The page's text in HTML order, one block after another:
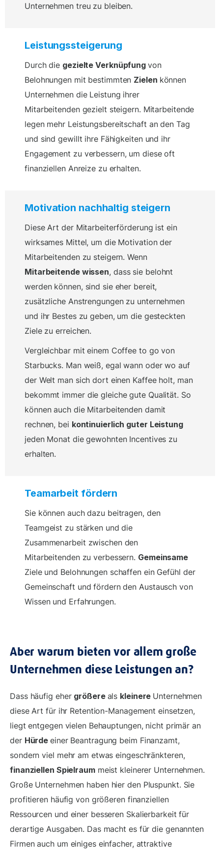
Unternehmen treu zu bleiben.
Leistungssteigerung
Durch die gezielte Verknüpfung von
Belohnungen mit bestimmten Zielen können
Unternehmen die Leistung ihrer
Mitarbeitenden gezielt steigern. Mitarbeitende
legen mehr Leistungsbereitschaft an den Tag
und sind gewillt ihre Fähigkeiten und ihr
Engagement zu verbessern, um diese oft
finanziellen Anreize zu erhalten.
Motivation nachhaltig steigern
Diese Art der Mitarbeiterförderung ist ein
wirksames Mittel, um die Motivation der
Mitarbeitenden zu steigern. Wenn
Mitarbeitende wissen, dass sie belohnt
werden können, sind sie eher bereit,
zusätzliche Anstrengungen zu unternehmen
und ihr Bestes zu geben, um die gesteckten
Ziele zu erreichen.
Vergleichbar mit einem Coffee to go von
Starbucks. Man weiß, egal wann oder wo auf
der Welt man sich dort einen Kaffee holt, man
bekommt immer die gleiche gute Qualität. So
können auch die Mitarbeitenden damit
rechnen, bei kontinuierlich guter Leistung
jeden Monat die gewohnten Incentives zu
erhalten.
Teamarbeit fördern
Sie können auch dazu beitragen, den
Teamgeist zu stärken und die
Zusammenarbeit zwischen den
Mitarbeitenden zu verbessern. Gemeinsame
Ziele und Belohnungen schaffen ein Gefühl der
Gemeinschaft und fördern den Austausch von
Wissen und Erfahrungen.
Aber warum bieten vor allem große
Unternehmen diese Leistungen an?
Dass häufig eher größere als kleinere Unternehmen
diese Art für ihr Retention-Management einsetzen,
liegt entgegen vielen Behauptungen, nicht primär an
der Hürdeeiner Beantragung beim Finanzamt,
sondern viel mehr am etwas eingeschränkteren,
finanziellen Spielraummeist kleinerer Unternehmen.
Große Unternehmen haben hier den Pluspunkt. Sie
profitieren häufig von größeren finanziellen
Ressourcen und einer besseren Skalierbarkeit für
derartige Ausgaben. Das macht es für die genannten
Firmen auch um einiges einfacher, attraktive